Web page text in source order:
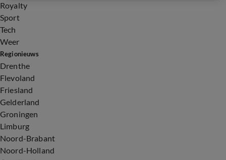
Royalty
Sport
Tech
Weer
Regionieuws
Drenthe
Flevoland
Friesland
Gelderland
Groningen
Limburg
Noord-Brabant
Noord-Holland